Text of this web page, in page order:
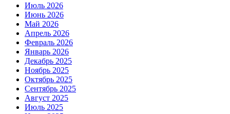
Июль 2026
Июнь 2026
Май 2026
Апрель 2026
Февраль 2026
Январь 2026
Декабрь 2025
Ноябрь 2025
Октябрь 2025
Сентябрь 2025
Август 2025
Июль 2025